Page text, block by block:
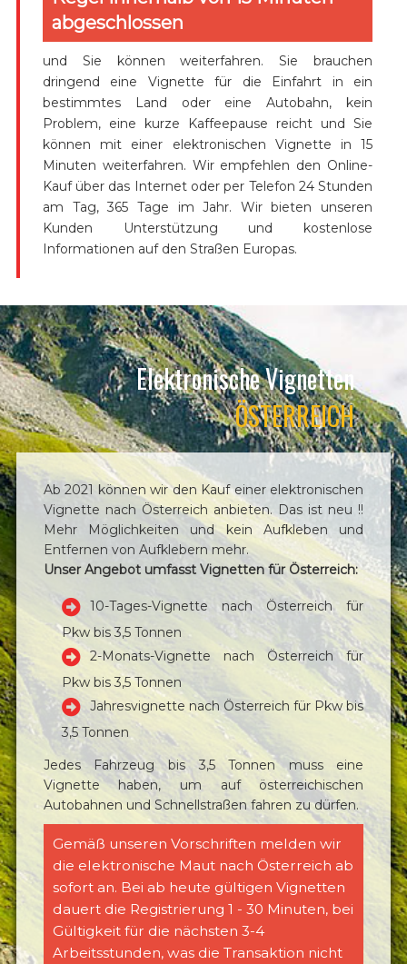
abgeschlossen
und Sie können weiterfahren. Sie brauchen
dringend eine Vignette für die Einfahrt in ein
bestimmtes Land oder eine Autobahn, kein
Problem, eine kurze Kaffeepause reicht und Sie
können mit einer elektronischen Vignette in 15
Minuten weiterfahren. Wir empfehlen den Online-
Kauf über das Internet oder per Telefon 24 Stunden
am Tag, 365 Tage im Jahr. Wir bieten unseren
Kunden Unterstützung und kostenlose
Informationen auf den Straßen Europas.
Elektronische Vignetten
ÖSTERREICH
Ab 2021 können wir den Kauf einer elektronischen
Vignette nach Österreich anbieten. Das ist neu !!
Mehr Möglichkeiten und kein Aufkleben und
Entfernen von Aufklebern mehr.
Unser Angebot umfasst Vignetten für Österreich:
10-Tages-Vignette nach Österreich für
Pkw bis 3,5 Tonnen
2-Monats-Vignette nach Österreich für
Pkw bis 3,5 Tonnen
Jahresvignette nach Österreich für Pkw bis
3,5 Tonnen
Jedes Fahrzeug bis 3,5 Tonnen muss eine
Vignette haben, um auf österreichischen
Autobahnen und Schnellstraßen fahren zu dürfen.
Gemäß unseren Vorschriften melden wir
die elektronische Maut nach Österreich ab
sofort an. Bei ab heute gültigen Vignetten
dauert die Registrierung 1 - 30 Minuten, bei
Gültigkeit für die nächsten 3-4
Arbeitsstunden, was die Transaktion nicht